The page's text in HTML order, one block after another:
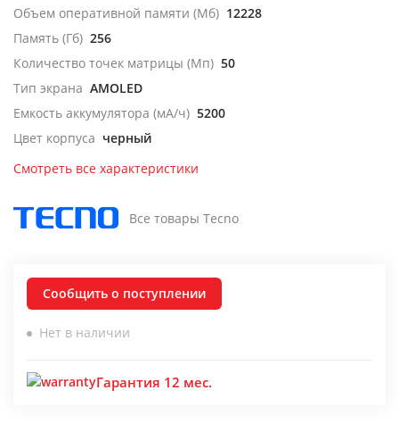
Объем оперативной памяти (Мб) 12228
Память (Гб) 256
Количество точек матрицы (Мп) 50
Тип экрана AMOLED
Емкость аккумулятора (мА/ч) 5200
Цвет корпуса черный
Смотреть все характеристики
Все товары Tecno
Сообщить о поступлении
Нет в наличии
Гарантия 12 мес.